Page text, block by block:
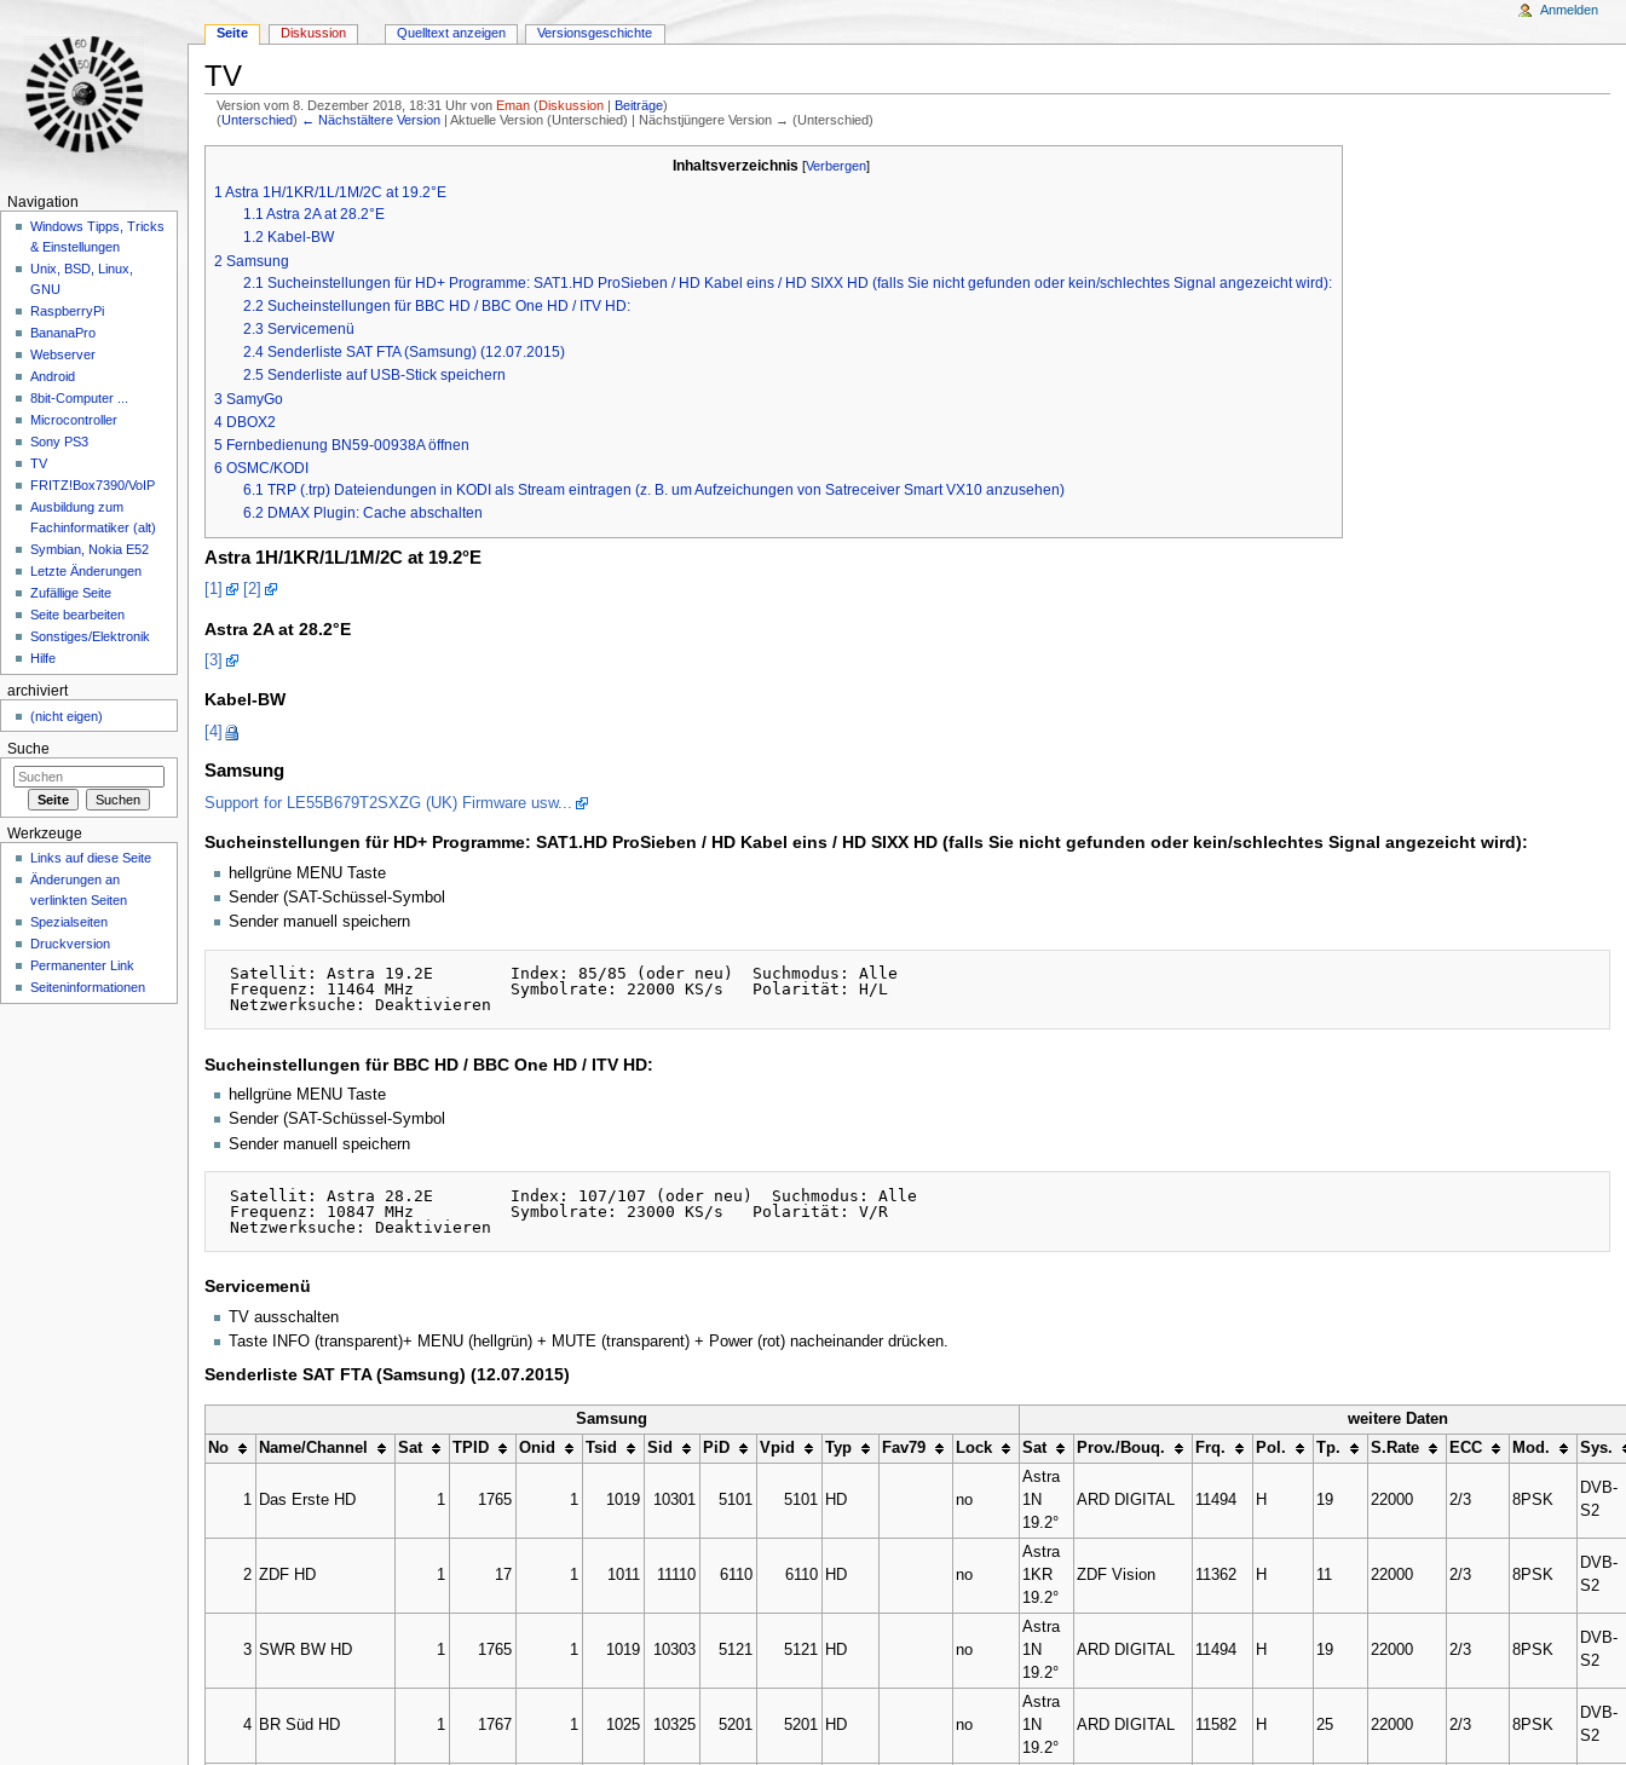
TV
Version vom 8. Dezember 2018, 18:31 Uhr vonEman (Diskussion |Beiträge)
(Unterschied) ← Nächstältere Version | Aktuelle Version (Unterschied) | Nächstjüngere Version → (Unterschied)
Inhaltsverzeichnis [Verbergen]
1 Astra 1H/1KR/1L/1M/2C at 19.2°E
1.1 Astra 2A at 28.2°E
1.2 Kabel-BW
2 Samsung
2.1 Sucheinstellungen für HD+ Programme: SAT1.HD ProSieben / HD Kabel eins / HD SIXX HD (falls Sie nicht gefunden oder kein/schlechtes Signal angezeicht wird):
2.2 Sucheinstellungen für BBC HD / BBC One HD / ITV HD:
2.3 Servicemenü
2.4 Senderliste SAT FTA (Samsung) (12.07.2015)
2.5 Senderliste auf USB-Stick speichern
3 SamyGo
4 DBOX2
5 Fernbedienung BN59-00938A öffnen
6 OSMC/KODI
6.1 TRP (.trp) Dateiendungen in KODI als Stream eintragen (z. B. um Aufzeichungen von Satreceiver Smart VX10 anzusehen)
6.2 DMAX Plugin: Cache abschalten
Astra 1H/1KR/1L/1M/2C at 19.2°E
[1] [2]
Astra 2A at 28.2°E
[3]
Kabel-BW
[4]
Samsung
Support for LE55B679T2SXZG (UK) Firmware usw...
Sucheinstellungen für HD+ Programme: SAT1.HD ProSieben / HD Kabel eins / HD SIXX HD (falls Sie nicht gefunden oder kein/schlechtes Signal angezeicht wird):
hellgrüne MENU Taste
Sender (SAT-Schüssel-Symbol
Sender manuell speichern
Satellit: Astra 19.2E        Index: 85/85 (oder neu)  Suchmodus: Alle
Frequenz: 11464 MHz          Symbolrate: 22000 KS/s   Polarität: H/L
Sucheinstellungen für BBC HD / BBC One HD / ITV HD:
hellgrüne MENU Taste
Sender (SAT-Schüssel-Symbol
Sender manuell speichern
Satellit: Astra 28.2E        Index: 107/107 (oder neu)  Suchmodus: Alle
Frequenz: 10847 MHz          Symbolrate: 23000 KS/s   Polarität: V/R
Servicemenü
TV ausschalten
Taste INFO (transparent)+ MENU (hellgrün) + MUTE (transparent) + Power (rot) nacheinander drücken.
Senderliste SAT FTA (Samsung) (12.07.2015)
Samsung
weitere Daten
No
Name/Channel Sat TPID Onid Tsid Sid PiD Vpid Typ Fav79 Lock Sat Prov./Bouq. Frq. Pol. Tp. S.Rate ECC Mod. Sys.
1 Das Erste HD 1 1765 1 1019 10301 5101 5101 HD no
Astra
1N
19.2°
ARD DIGITAL 11494 H 19 22000 2/3 8PSK
DVB-
S2
2 ZDF HD 1 17 1 1011 11110 6110 6110 HD no
Astra
1KR
19.2°
ZDF Vision 11362 H 11 22000 2/3 8PSK
DVB-
S2
3 SWR BW HD 1 1765 1 1019 10303 5121 5121 HD no
Astra
1N
19.2°
ARD DIGITAL 11494 H 19 22000 2/3 8PSK
DVB-
S2
4 BR Süd HD 1 1767 1 1025 10325 5201 5201 HD no
Astra
1N
19.2°
ARD DIGITAL 11582 H 25 22000 2/3 8PSK
DVB-
S2
Seite Diskussion Quelltext anzeigen Versionsgeschichte
Anmelden
Navigation
Windows Tipps, Tricks
& Einstellungen
Unix, BSD, Linux,
GNU
RaspberryPi
BananaPro
Webserver
Android
8bit-Computer ...
Microcontroller
Sony PS3
TV
FRITZ!Box7390/VoIP
Ausbildung zum
Fachinformatiker (alt)
Symbian, Nokia E52
Letzte Änderungen
Zufällige Seite
Seite bearbeiten
Sonstiges/Elektronik
Hilfe
archiviert
(nicht eigen)
Suche
Werkzeuge
Links auf diese Seite
Änderungen an
verlinkten Seiten
Spezialseiten
Druckversion
Permanenter Link
Seiteninformationen